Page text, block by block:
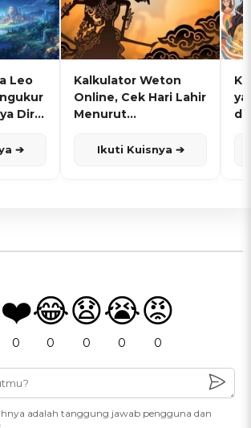
Leo
Diri
➔
Kalkulator Weton
Online, Cek Hari Lahir
Menurut
Ikuti Kuisnya ➔
❤️
0
😂
0
😧
0
😭
0
😡
0
adalah tanggung jawab pengguna dan